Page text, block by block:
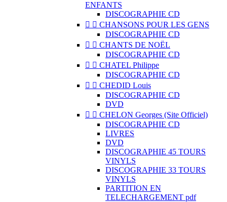
ENFANTS
DISCOGRAPHIE CD
  CHANSONS POUR LES GENS
DISCOGRAPHIE CD
  CHANTS DE NOËL
DISCOGRAPHIE CD
  CHATEL Philippe
DISCOGRAPHIE CD
  CHEDID Louis
DISCOGRAPHIE CD
DVD
  CHELON Georges (Site Officiel)
DISCOGRAPHIE CD
LIVRES
DVD
DISCOGRAPHIE 45 TOURS
VINYLS
DISCOGRAPHIE 33 TOURS
VINYLS
PARTITION EN
TELECHARGEMENT pdf